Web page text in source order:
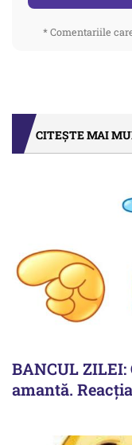
* Comentariile
CITEȘTE MAI
BANCUL
amantă.